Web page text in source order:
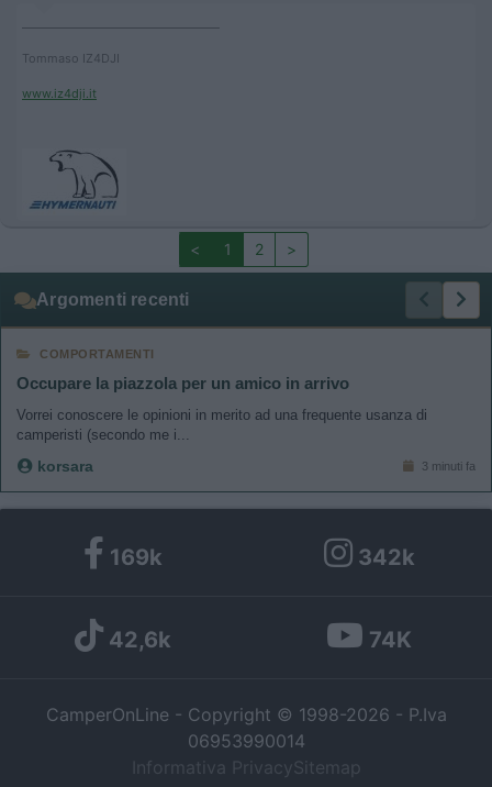
Tommaso IZ4DJI
www.iz4dji.it
< 1 2 >
Argomenti recenti
COMPORTAMENTI
Occupare la piazzola per un amico in arrivo
Vorrei conoscere le opinioni in merito ad una frequente usanza di
camperisti (secondo me i...
korsara 3 minuti fa
169k 342k
42,6k 74K
CamperOnLine - Copyright © 1998-2026 - P.Iva
06953990014
Informativa Privacy Sitemap